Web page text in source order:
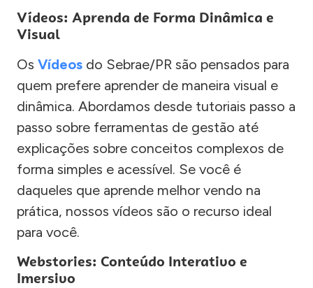
Vídeos: Aprenda de Forma Dinâmica e
Visual
Os Vídeos do Sebrae/PR são pensados para
quem prefere aprender de maneira visual e
dinâmica. Abordamos desde tutoriais passo a
passo sobre ferramentas de gestão até
explicações sobre conceitos complexos de
forma simples e acessível. Se você é
daqueles que aprende melhor vendo na
prática, nossos vídeos são o recurso ideal
para você.
Webstories: Conteúdo Interativo e
Imersivo